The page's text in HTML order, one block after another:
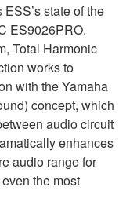
state of the
ES9026PRO.
Total Harmonic
works to
with the Yamaha
concept, which
audio circuit
enhances
audio range for
the most